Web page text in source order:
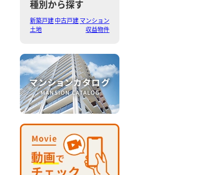
種別から探す
新築戸建中古戸建マンション
土地
収益物件